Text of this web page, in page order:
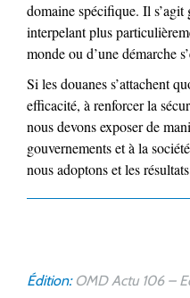
domaine spécifique. Il s’agit
interpelant plus
monde ou d’une démarche
Si les douanes s’attachent
efficacité, à renforcer la
nous devons exposer de
gouvernements et à la
nous adoptons et les
Édition: OMD Actu 106 –